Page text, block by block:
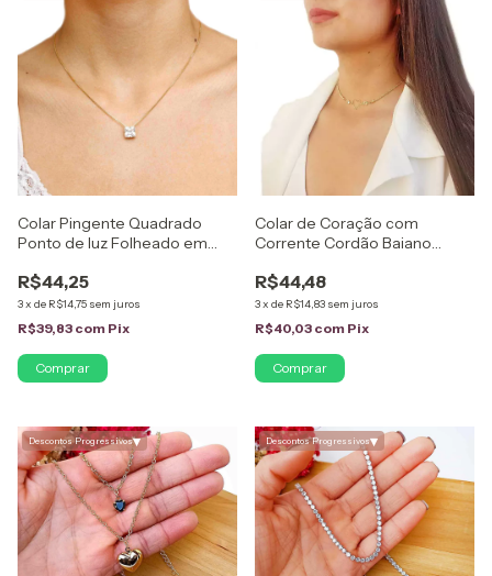
Colar Pingente Quadrado
Ponto de luz Folheado em
R$44,25
3x de R$14,75 sem juros
R$39,83 com Pix
Colar de Coração com
Corrente Cordão Baiano
R$44,48
3x de R$14,83 sem juros
R$40,03 com Pix
Descontos Progressivos▾ Descontos Progressivos▾